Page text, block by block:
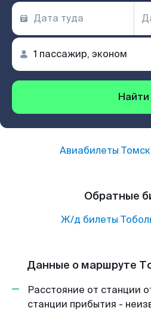
Найти
Авиабилеты Томск
Обратные
Ж/д билеты
Данные о маршруте
Расстояние от станции
станции прибытия -